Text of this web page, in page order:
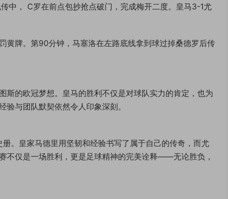
中， C罗在前点包抄抢点破门，完成梅开二度。皇马3-1尤
黄牌。第90分钟，马塞洛在左路底线拿到球过掉桑德罗后传
斯的欧冠梦想。皇马的胜利不仅是对球队实力的肯定，也为
与团队默契依然令人印象深刻。
。皇家马德里用坚韧和经验书写了属于自己的传奇，而尤
不仅是一场胜利，更是足球精神的完美诠释——无论胜负，